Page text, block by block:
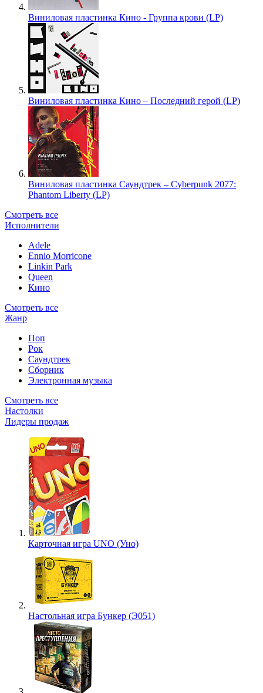
Виниловая пластинка Кино - Группа крови (LP)
Виниловая пластинка Кино – Последний герой (LP)
Виниловая пластинка Саундтрек – Cyberpunk 2077:
Phantom Liberty (LP)
Смотреть все
Исполнители
Adele
Ennio Morricone
Linkin Park
Queen
Кино
Смотреть все
Жанр
Поп
Рок
Саундтрек
Сборник
Электронная музыка
Смотреть все
Настолки
Лидеры продаж
Карточная игра UNO (Уно)
Настольная игра Бункер (Э051)